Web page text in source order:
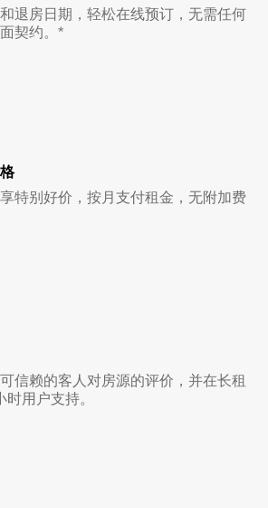
退房日期，轻松在线预订，无需任何
契约。*
特别好价，按月支付租金，无附加费
信赖的客人对房源的评价，并在长租
用户支持。